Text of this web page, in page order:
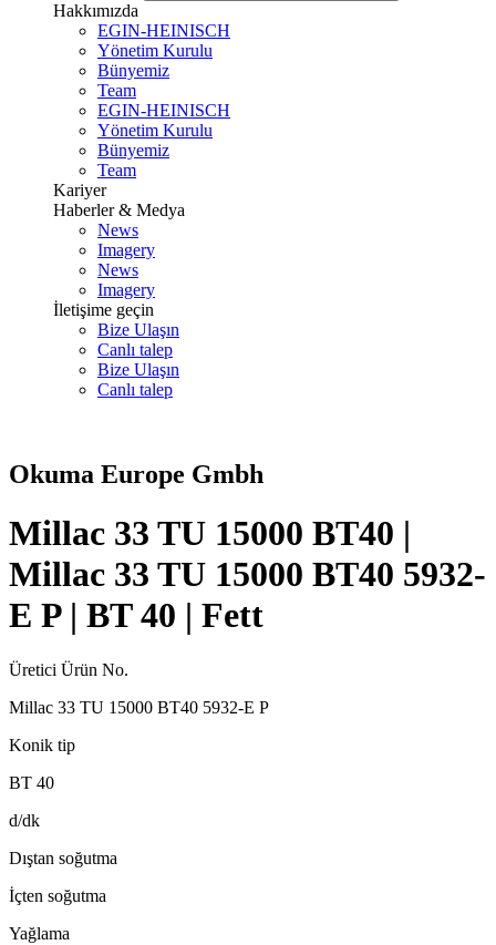
Hakkımızda
EGIN-HEINISCH
Yönetim Kurulu
Bünyemiz
Team
EGIN-HEINISCH
Yönetim Kurulu
Bünyemiz
Team
Kariyer
Haberler & Medya
News
Imagery
News
Imagery
İletişime geçin
Bize Ulaşın
Canlı talep
Bize Ulaşın
Canlı talep
Okuma Europe Gmbh
Millac 33 TU 15000 BT40 |
Millac 33 TU 15000 BT40 5932-
E P | BT 40 | Fett
Üretici Ürün No.
Millac 33 TU 15000 BT40 5932-E P
Konik tip
BT 40
d/dk
Dıştan soğutma
İçten soğutma
Yağlama